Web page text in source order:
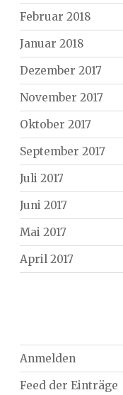
Februar 2018
Januar 2018
Dezember 2017
November 2017
Oktober 2017
September 2017
Juli 2017
Juni 2017
Mai 2017
April 2017
Anmelden
Feed der Einträge